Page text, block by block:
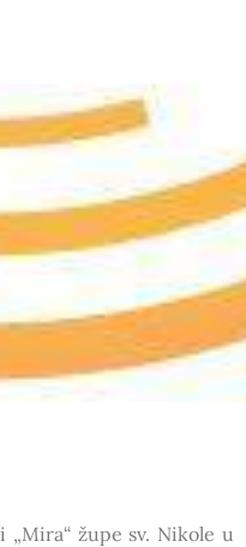
„Mira“ župe sv. Nikole u